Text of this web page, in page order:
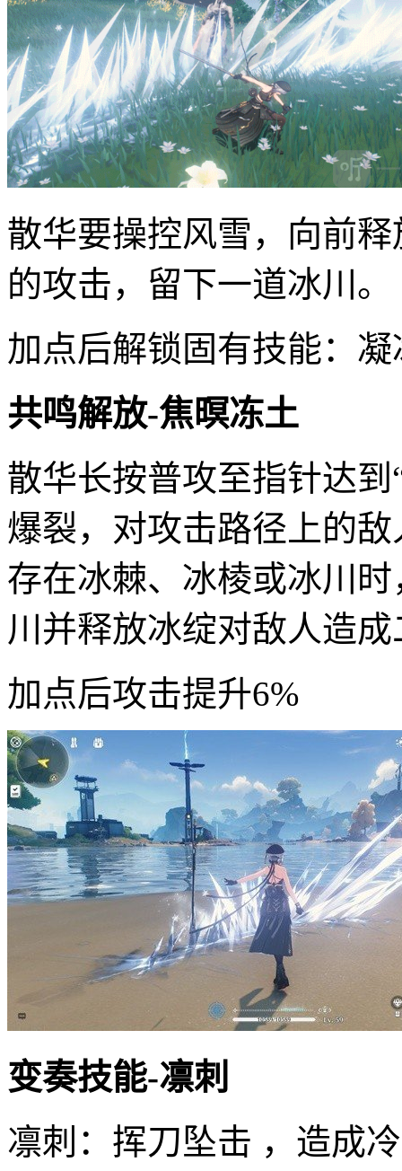
散华要操控风雪，向前
的攻击，留下一道冰川。
加点后解锁固有技能：
共鸣解放-焦暝冻土
散华长按普攻至指针达到
爆裂，对攻击路径上的
存在冰棘、冰棱或冰川
川并释放冰绽对敌人造
加点后攻击提升6%
变奏技能-凛刺
凛刺：挥刀坠击 ，造成